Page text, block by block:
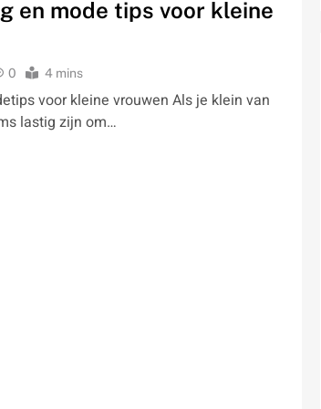
en mode tips voor kleine
0 4 mins
voor kleine vrouwen Als je klein van
lastig zijn om…